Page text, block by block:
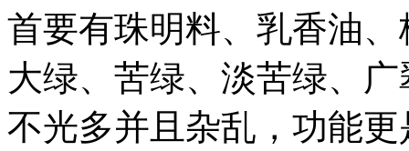
首要有珠明料、乳香油
大绿、苦绿、淡苦绿、
不光多并且杂乱，功能